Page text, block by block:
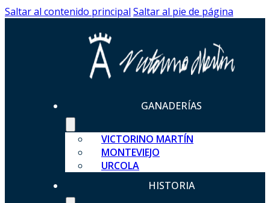
Saltar al contenido principal Saltar al pie de página
GANADERÍAS
VICTORINO MARTÍN
MONTEVIEJO
URCOLA
HISTORIA